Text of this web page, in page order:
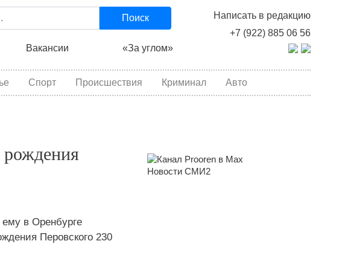
Написать в редакцию
+7 (922) 885 06 56
Поиск
Вакансии «За углом»
Спорт Происшествия Криминал Авто
рождения
в Оренбурге
Перовского 230
Новости СМИ2